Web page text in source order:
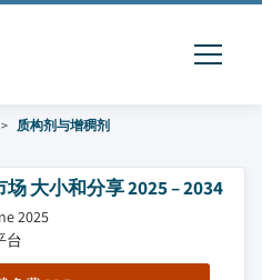
质构剂与增稠剂
大小和分享 2025 – 2034
2025
台